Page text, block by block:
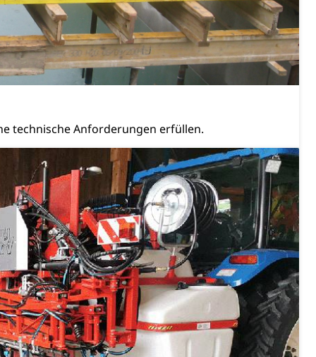
technische Anforderungen erfüllen.
im Kanton Luzern
(GEO-Portal rawi) Boden